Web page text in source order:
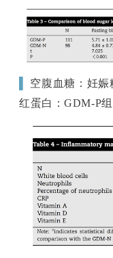
空腹血糖：妊娠
红蛋白：GDM-P